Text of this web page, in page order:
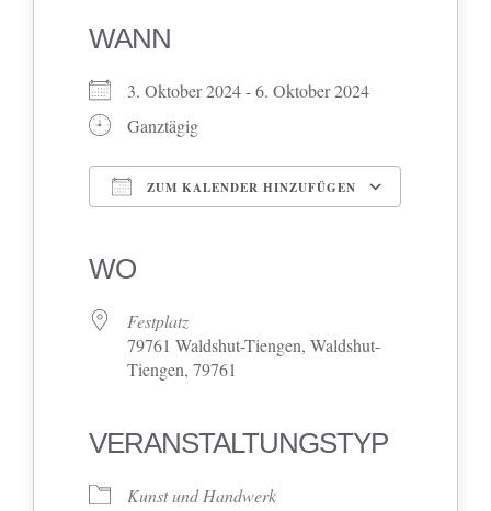
WANN
3. Oktober 2024 - 6. Oktober 2024
Ganztägig
ZUM KALENDER HINZUFÜGEN
WO
Festplatz
79761 Waldshut-Tiengen, Waldshut-
Tiengen, 79761
VERANSTALTUNGSTYP
Kunst und Handwerk